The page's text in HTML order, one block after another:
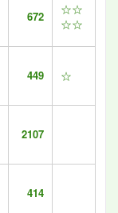
672
☆☆
☆☆
449 ☆
2107
414